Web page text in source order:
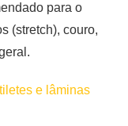
para o
(stretch), couro,
e lâminas